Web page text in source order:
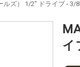
ルズ） 1/2" ドライブ -
イ